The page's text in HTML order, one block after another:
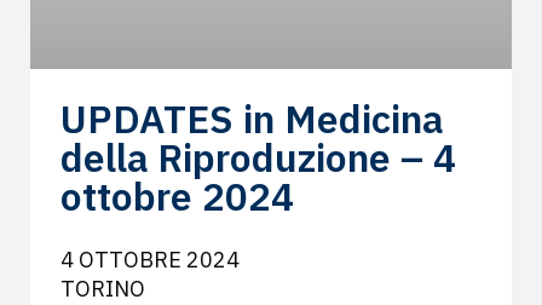
UPDATES in Medicina
della Riproduzione – 4
ottobre 2024
4 OTTOBRE 2024
TORINO